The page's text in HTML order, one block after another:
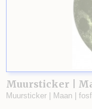
Muursticker |
Muursticker | Maan |